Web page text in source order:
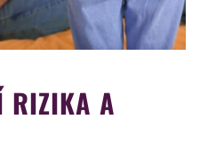
RIZIKA A